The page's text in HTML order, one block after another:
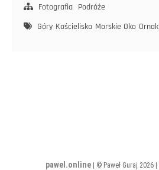
czwartego
Fotografia
Podróże
Góry Kościelisko Morskie Oko Ornak
pawel.online | © Paweł Guraj 2026 |